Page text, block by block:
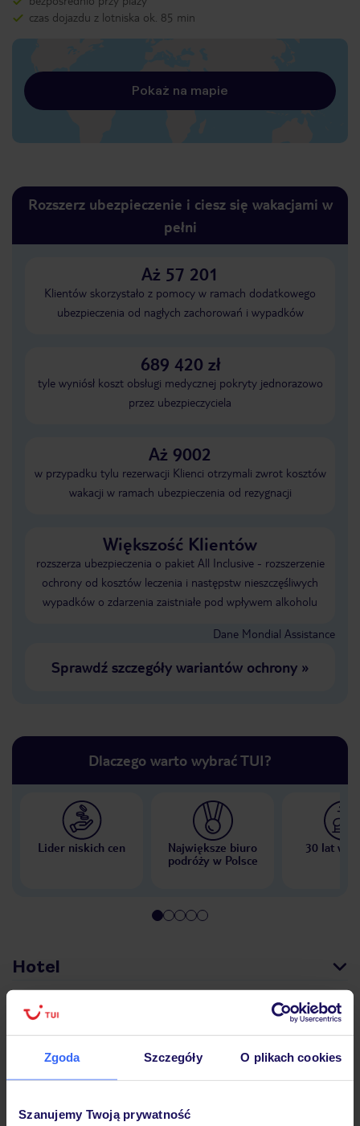
Zgoda Szczegóły O plikach cookies
Szanujemy Twoją prywatność
czas dojazdu z lotniska ok. 85 min
Pokaż na mapie
Rozszerz ubezpieczenie i ciesz się wakacjami w
pełni
Aż 57 201
Klientów skorzystało z pomocy w ramach dodatkowego
ubezpieczenia od nagłych zachorowań i wypadków
689 420 zł
tyle wyniósł koszt obsługi medycznej pokryty jednorazowo
przez ubezpieczyciela
Aż 9002
w przypadku tylu rezerwacji Klienci otrzymali zwrot kosztów
wakacji w ramach ubezpieczenia od rezygnacji
Większość Klientów
rozszerza ubezpieczenia o pakiet All Inclusive - rozszerzenie
ochrony od kosztów leczenia i następstw nieszczęśliwych
wypadków o zdarzenia zaistniałe pod wpływem alkoholu
Dane Mondial Assistance
Sprawdź szczegóły wariantów ochrony»
Dlaczego warto wybrać TUI?
Lider niskich cen
Największe biuro
podróży w Polsce
30 lat w
Hotel
Opinie
Pokoje